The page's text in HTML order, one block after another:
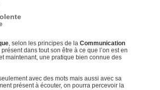
, selon les principes de la Communication
dans tout son être à ce que l’on est en
maintenant, une pratique bien connue des
avec des mots mais aussi avec sa
présent à écouter, on pourra percevoir la